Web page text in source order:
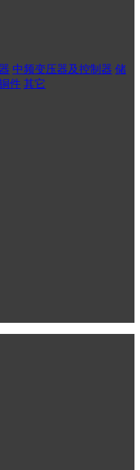
中频变压器及控制器 储
件 其它